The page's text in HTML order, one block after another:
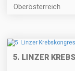
Oberösterreich
5. LINZER